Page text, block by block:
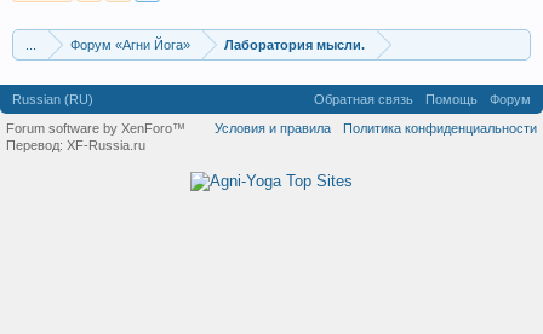
Форум «Агни Йога» Лаборатория мысли.
Russian (RU) Обратная связь Помощь
Форум
Условия и правила
Политика конфиденциальности
Forum software by XenForo™
Перевод: XF-Russia.ru